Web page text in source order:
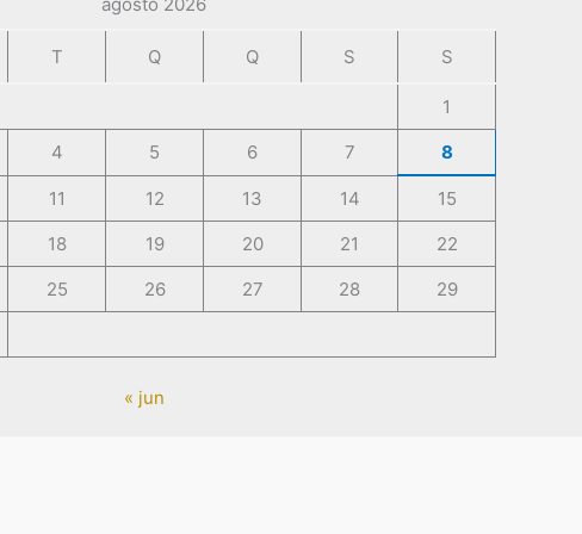
T Q Q S S
1
4 5 6 7 8
11 12 13 14
15
18 19 20 21
22
25 26 27 28
29
« jun